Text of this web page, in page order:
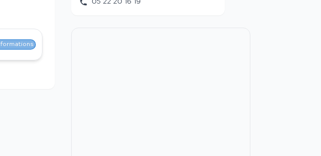
formations
05 22 20 16 19